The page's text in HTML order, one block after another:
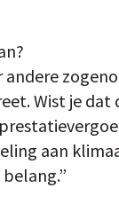
Wist je dat
aan